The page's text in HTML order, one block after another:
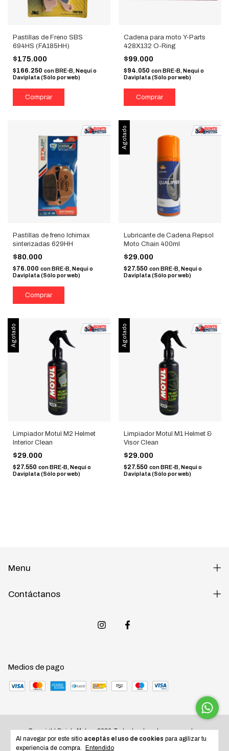
Al navegar por este sitio aceptás el uso de cookies para agilizar tu
experiencia de compra.
Entendido
Pastillas de Freno SBS
694HS (FA185HH)
$175.000
$166.250 conBRE-B, Nequi o
Daviplata (Sólo por web)
Cadena para moto Y-Parts
428X132 O-Ring
$99.000
$94.050 con BRE-B, Nequi o
Daviplata (Sólo por web)
Pastillas de freno Ichimax
sinterizadas 629HH
$80.000
$76.000 con BRE-B, Nequi o
Daviplata (Sólo por web)
Agotado
Lubricante de Cadena Repsol
Moto Chain 400ml
$29.000
$27.550 con BRE-B, Nequi o
Daviplata (Sólo por web)
Agotado
Limpiador Motul M2 Helmet
Interior Clean
$29.000
$27.550 conBRE-B, Nequi o
Daviplata (Sólo por web)
Agotado
Limpiador Motul M1 Helmet &
Visor Clean
$29.000
$27.550 con BRE-B, Nequi o
Daviplata (Sólo por web)
Menu
Contáctanos
Medios de pago
Copyright Quinta Motos - 2026. Todos los derechos reservados.